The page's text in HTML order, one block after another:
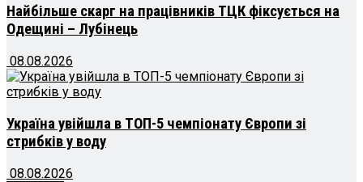
Найбільше скарг на працівників ТЦК фіксується на
Одещині – Лубінець
08.08.2026
Україна увійшла в ТОП-5 чемпіонату Європи зі
стрибків у воду
08.08.2026